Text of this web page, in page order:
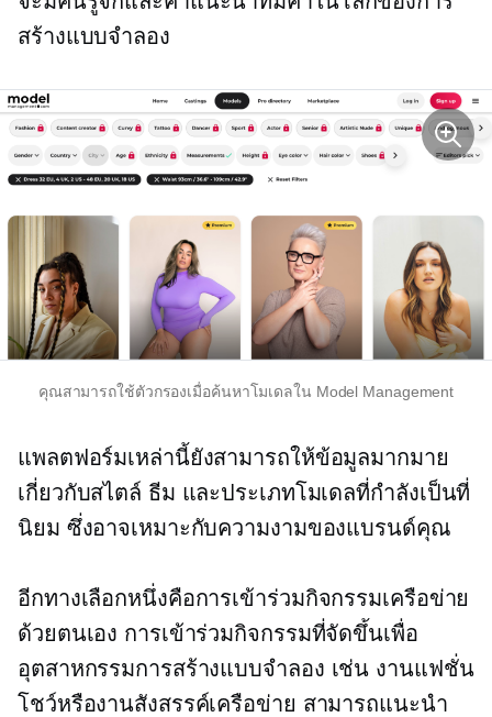
สร้างแบบจำลอง
คุณสามารถใช้ตัวกรองเมื่อค้นหาโมเดลใน Model Management
แพลตฟอร์มเหล่านี้ยังสามารถให้ข้อมูลมากมาย
เกี่ยวกับสไตล์ ธีม และประเภทโมเดลที่กำลังเป็นที่
นิยม ซึ่งอาจเหมาะกับความงามของแบรนด์คุณ
อีกทางเลือกหนึ่งคือการเข้าร่วมกิจกรรมเครือข่าย
ด้วยตนเอง การเข้าร่วมกิจกรรมที่จัดขึ้นเพื่อ
อุตสาหกรรมการสร้างแบบจำลอง เช่น งานแฟชั่น
โชว์หรืองานสังสรรค์เครือข่าย สามารถแนะนำ